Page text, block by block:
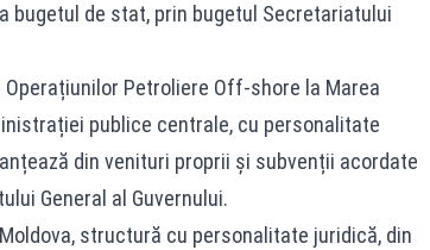
bugetul de stat, prin bugetul Secretariatului
Petroliere Off-shore la Marea
publice centrale, cu personalitate
din venituri proprii și subvenții acordate
General al Guvernului.
structură cu personalitate juridică, din